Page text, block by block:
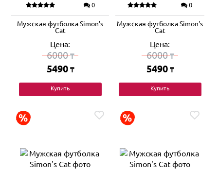
0
Мужская футболка Simon's
Cat
Цена:
6000₸
5490 ₸
Купить
0
Мужская футболка Simon's
Cat
Цена:
6000₸
5490 ₸
Купить